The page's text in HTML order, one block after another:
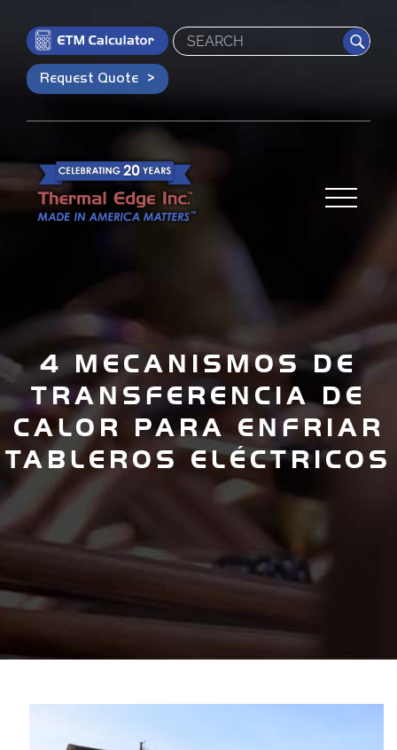
Search
Request Quote
4 MECANISMOS DE
TRANSFERENCIA DE
CALOR PARA ENFRIAR
TABLEROS ELÉCTRICOS